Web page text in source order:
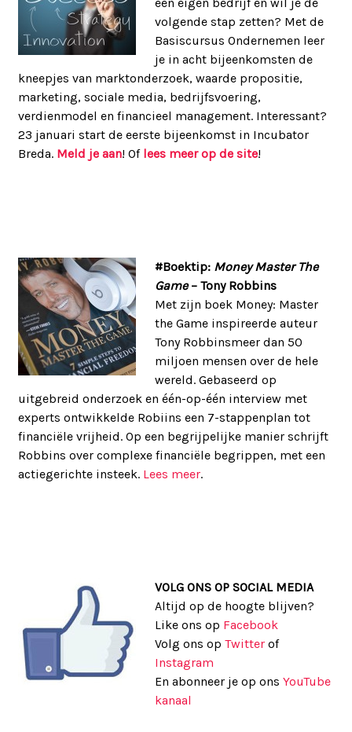
volgende stap zetten? Met de
Basiscursus Ondernemen leer
je in acht bijeenkomsten de
kneepjes van marktonderzoek, waarde propositie,
marketing, sociale media, bedrijfsvoering,
verdienmodel en financieel management. Interessant?
23 januari start de eerste bijeenkomst in Incubator
Breda. Meld je aan! Of lees meer op de site!
#Boektip: Money Master The
Game– Tony Robbins
Met zijn boek Money: Master
the Game inspireerde auteur
Tony Robbinsmeer dan 50
miljoen mensen over de hele
wereld. Gebaseerd op
uitgebreid onderzoek en één-op-één interview met
experts ontwikkelde Robiins een 7-stappenplan tot
financiële vrijheid. Op een begrijpelijke manier schrijft
Robbins over complexe financiële begrippen, met een
actiegerichte insteek. Lees meer.
VOLG ONS OP SOCIAL MEDIA
Altijd op de hoogte blijven?
Like ons op Facebook
Volg ons op Twitterof
Instagram
En abonneer je op ons YouTube
kanaal